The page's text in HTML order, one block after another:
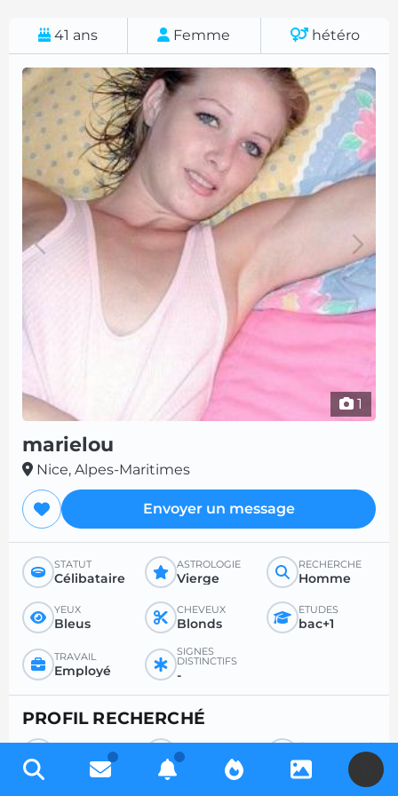
41 ans Femme hétéro
1
marielou
Nice, Alpes-Maritimes
Envoyer un message
STATUT
Célibataire
ASTROLOGIE
Vierge
RECHERCHE
Homme
YEUX
Bleus
CHEVEUX
Blonds
ÉTUDES
bac+1
TRAVAIL
Employé
SIGNES
DISTINCTIFS
-
PROFIL RECHERCHÉ
RECHERCHE
Homme
POUR
Amour
ÂGE SOUHAITÉ
-